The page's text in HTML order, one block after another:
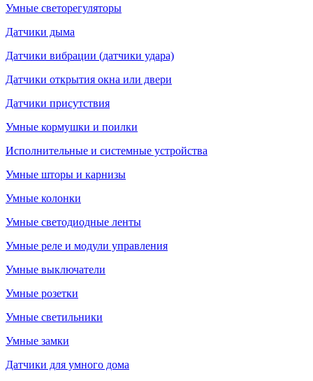
Умные светорегуляторы
Датчики дыма
Датчики вибрации (датчики удара)
Датчики открытия окна или двери
Датчики присутствия
Умные кормушки и поилки
Исполнительные и системные устройства
Умные шторы и карнизы
Умные колонки
Умные светодиодные ленты
Умные реле и модули управления
Умные выключатели
Умные розетки
Умные светильники
Умные замки
Датчики для умного дома